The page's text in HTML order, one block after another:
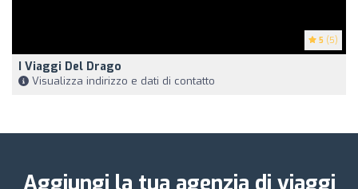
5 (5)
I Viaggi Del Drago
Visualizza indirizzo e dati di contatto